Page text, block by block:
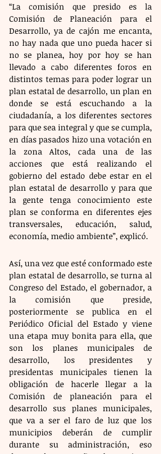
“La comisión que presido es la
Comisión de Planeación para el
Desarrollo, ya de cajón me encanta,
no hay nada que uno pueda hacer si
no se planea, hoy por hoy se han
llevado a cabo diferentes foros en
distintos temas para poder lograr un
plan estatal de desarrollo, un plan en
donde se está escuchando a la
ciudadanía, a los diferentes sectores
para que sea integral y que se cumpla,
en días pasados hizo una votación en
la zona Altos, cada una de las
acciones que está realizando el
gobierno del estado debe estar en el
plan estatal de desarrollo y para que
la gente tenga conocimiento este
plan se conforma en diferentes ejes
transversales, educación, salud,
economía, medio ambiente”, explicó.
Así, una vez que esté conformado este
plan estatal de desarrollo, se turna al
Congreso del Estado, el gobernador, a
la comisión que preside,
posteriormente se publica en el
Periódico Oficial del Estado y viene
una etapa muy bonita para ella, que
son los planes municipales de
desarrollo, los presidentes y
presidentas municipales tienen la
obligación de hacerle llegar a la
Comisión de planeación para el
desarrollo sus planes municipales,
que va a ser el faro de luz que los
municipios deberán de cumplir
durante su administración, eso